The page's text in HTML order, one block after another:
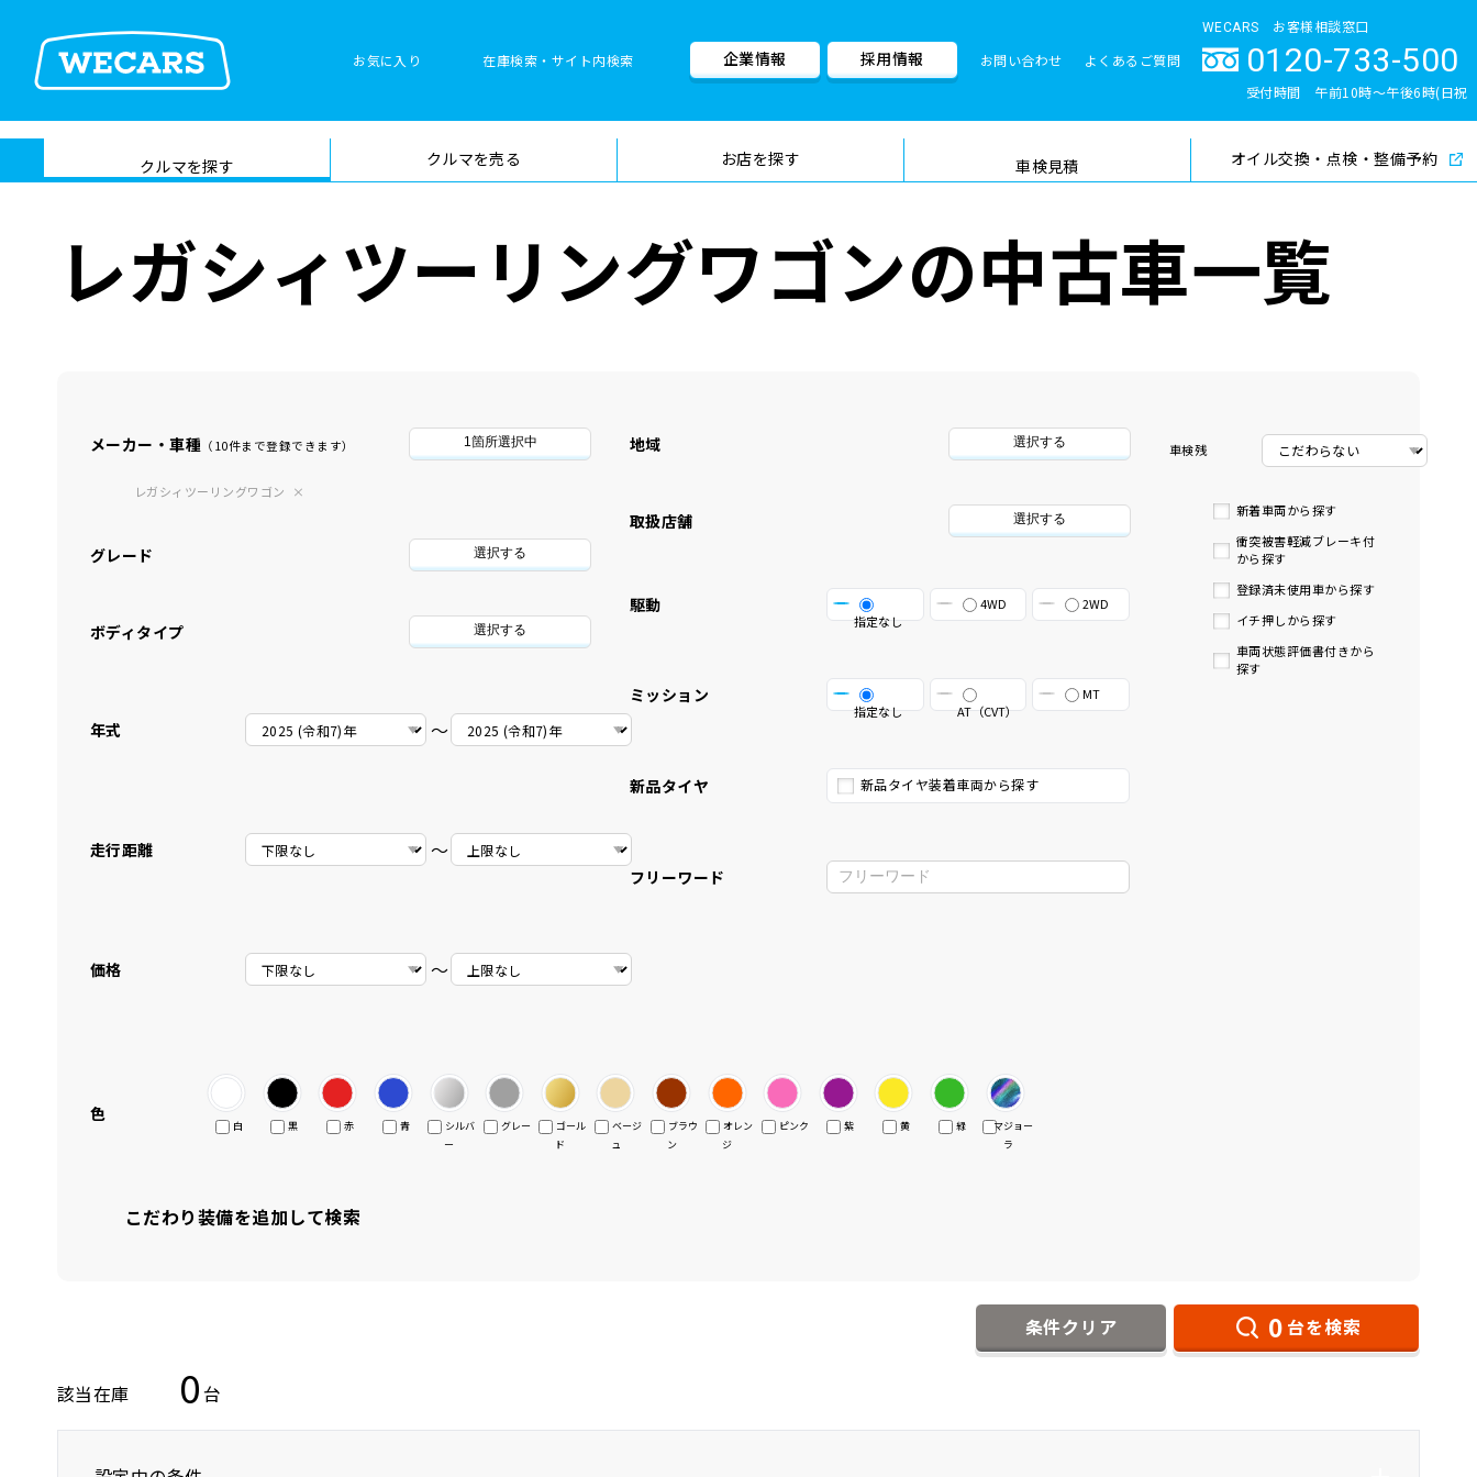
お気に入り 在庫検索・サイト内検索
在庫検索
サイト内検
索
検索
企業情報 採用情報 お問い合わせ よくあるご質問
WECARS お客様相談窓口
0120-733-500
受付時間 午前10時〜午後6時(日祝
クルマを探す クルマを売る お店を探す 車検見積
車検料金・メニュー 品質管理とサポート体制
オイル交換・点検・整備予約
レガシィツーリングワゴンの中古車一覧
メーカー・車種 （10件まで登録できます） 1箇所選択中
レガシィツーリングワゴン
グレード 選択する
ボディタイプ 選択する
年式 〜
走行距離 〜
価格 〜
地域 選択する
取扱店舗 選択する
駆動
指定なし
4WD 2WD
ミッション
指定なし AT（CVT）
MT
新品タイヤ 新品タイヤ装着車両から探す
フリーワード
車検残
新着車両から探す
衝突被害軽減ブレーキ付
から探す
登録済未使用車から探す
イチ押しから探す
車両状態評価書付きから
探す
色
白 黒 赤 青
シルバ
ー
グレー
ゴール
ド
ベージ
ュ
ブラウ
ン
オレン
ジ
ピンク 紫 黄 緑
マジョー
ラ
こだわり装備を追加して検索
条件クリア 0 台を検索
該当在庫 0台